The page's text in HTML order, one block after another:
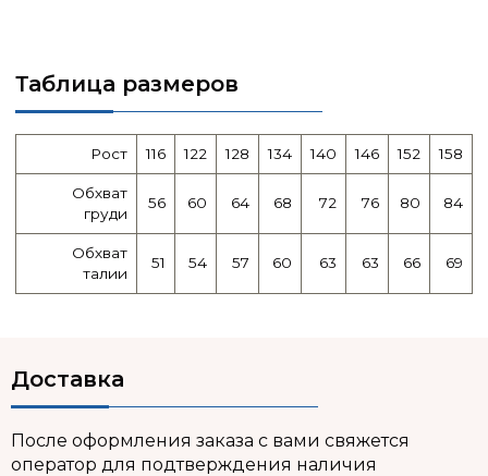
Таблица размеров
Рост 116 122 128 134 140 146 152 158
Обхват
груди
56 60 64 68 72 76 80 84
Обхват
талии
51 54 57 60 63 63 66 69
Доставка
После оформления заказа с вами свяжется
оператор для подтверждения наличия